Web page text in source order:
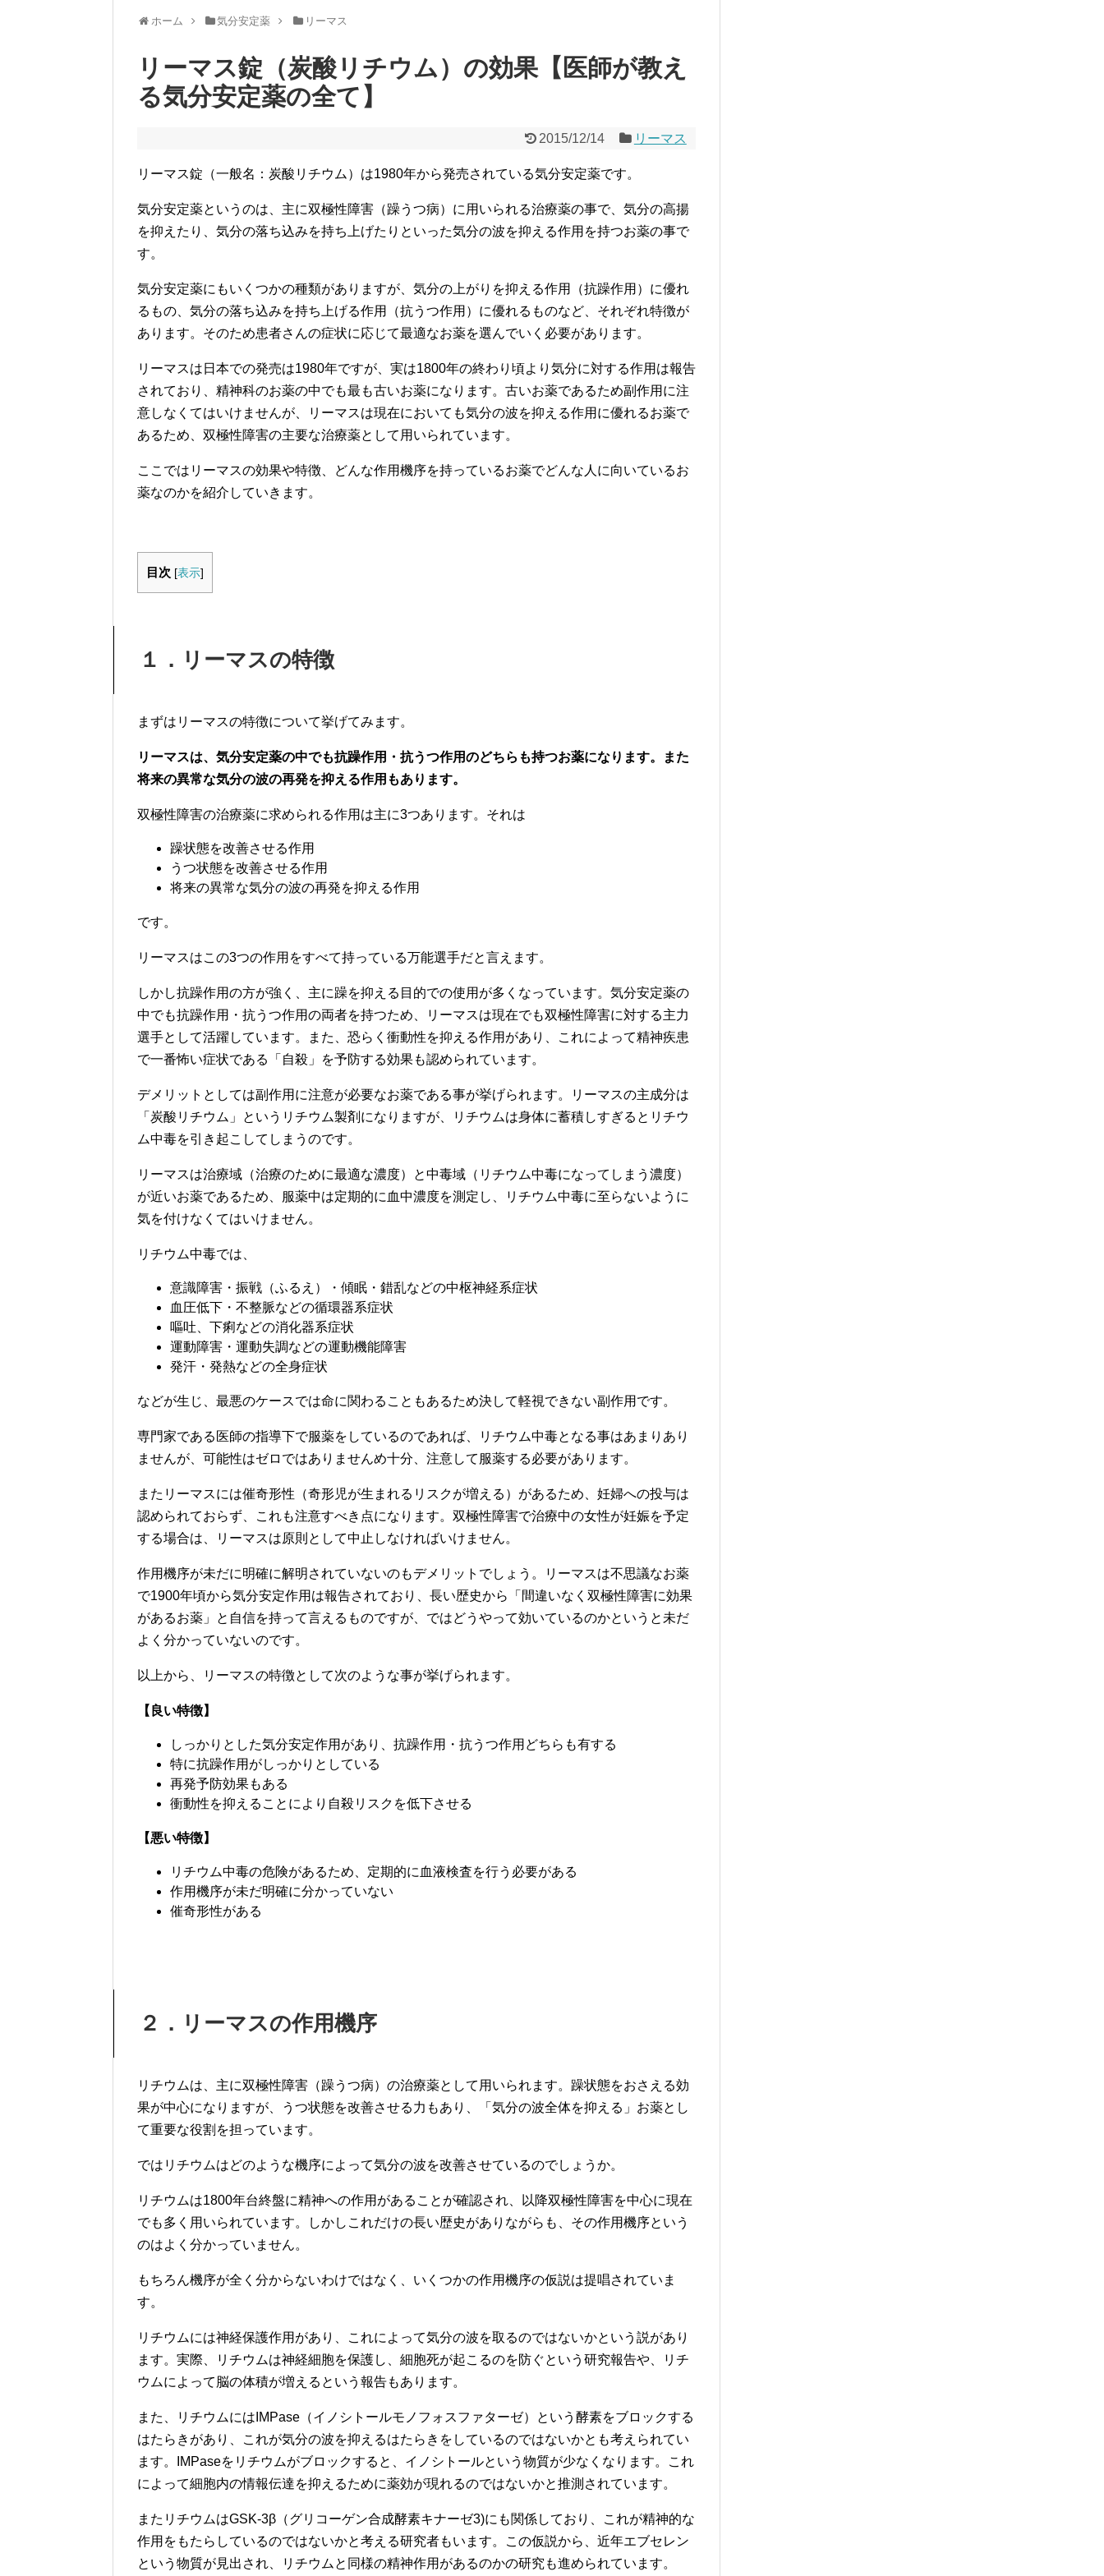
ホーム 気分安定薬 リーマス
リーマス錠（炭酸リチウム）の効果【医師が教え
る気分安定薬の全て】
2015/12/14 リーマス
リーマス錠（一般名：炭酸リチウム）は1980年から発売されている気分安定薬です。
気分安定薬というのは、主に双極性障害（躁うつ病）に用いられる治療薬の事で、気分の高揚
を抑えたり、気分の落ち込みを持ち上げたりといった気分の波を抑える作用を持つお薬の事で
す。
気分安定薬にもいくつかの種類がありますが、気分の上がりを抑える作用（抗躁作用）に優れ
るもの、気分の落ち込みを持ち上げる作用（抗うつ作用）に優れるものなど、それぞれ特徴が
あります。そのため患者さんの症状に応じて最適なお薬を選んでいく必要があります。
リーマスは日本での発売は1980年ですが、実は1800年の終わり頃より気分に対する作用は報告
されており、精神科のお薬の中でも最も古いお薬になります。古いお薬であるため副作用に注
意しなくてはいけませんが、リーマスは現在においても気分の波を抑える作用に優れるお薬で
あるため、双極性障害の主要な治療薬として用いられています。
ここではリーマスの効果や特徴、どんな作用機序を持っているお薬でどんな人に向いているお
薬なのかを紹介していきます。
目次 [表示]
１．リーマスの特徴
まずはリーマスの特徴について挙げてみます。
リーマスは、気分安定薬の中でも抗躁作用・抗うつ作用のどちらも持つお薬になります。また
将来の異常な気分の波の再発を抑える作用もあります。
双極性障害の治療薬に求められる作用は主に3つあります。それは
躁状態を改善させる作用
うつ状態を改善させる作用
将来の異常な気分の波の再発を抑える作用
です。
リーマスはこの3つの作用をすべて持っている万能選手だと言えます。
しかし抗躁作用の方が強く、主に躁を抑える目的での使用が多くなっています。気分安定薬の
中でも抗躁作用・抗うつ作用の両者を持つため、リーマスは現在でも双極性障害に対する主力
選手として活躍しています。また、恐らく衝動性を抑える作用があり、これによって精神疾患
で一番怖い症状である「自殺」を予防する効果も認められています。
デメリットとしては副作用に注意が必要なお薬である事が挙げられます。リーマスの主成分は
「炭酸リチウム」というリチウム製剤になりますが、リチウムは身体に蓄積しすぎるとリチウ
ム中毒を引き起こしてしまうのです。
リーマスは治療域（治療のために最適な濃度）と中毒域（リチウム中毒になってしまう濃度）
が近いお薬であるため、服薬中は定期的に血中濃度を測定し、リチウム中毒に至らないように
気を付けなくてはいけません。
リチウム中毒では、
意識障害・振戦（ふるえ）・傾眠・錯乱などの中枢神経系症状
血圧低下・不整脈などの循環器系症状
嘔吐、下痢などの消化器系症状
運動障害・運動失調などの運動機能障害
発汗・発熱などの全身症状
などが生じ、最悪のケースでは命に関わることもあるため決して軽視できない副作用です。
専門家である医師の指導下で服薬をしているのであれば、リチウム中毒となる事はあまりあり
ませんが、可能性はゼロではありませんめ十分、注意して服薬する必要があります。
またリーマスには催奇形性（奇形児が生まれるリスクが増える）があるため、妊婦への投与は
認められておらず、これも注意すべき点になります。双極性障害で治療中の女性が妊娠を予定
する場合は、リーマスは原則として中止しなければいけません。
作用機序が未だに明確に解明されていないのもデメリットでしょう。リーマスは不思議なお薬
で1900年頃から気分安定作用は報告されており、長い歴史から「間違いなく双極性障害に効果
があるお薬」と自信を持って言えるものですが、ではどうやって効いているのかというと未だ
よく分かっていないのです。
以上から、リーマスの特徴として次のような事が挙げられます。
【良い特徴】
しっかりとした気分安定作用があり、抗躁作用・抗うつ作用どちらも有する
特に抗躁作用がしっかりとしている
再発予防効果もある
衝動性を抑えることにより自殺リスクを低下させる
【悪い特徴】
リチウム中毒の危険があるため、定期的に血液検査を行う必要がある
作用機序が未だ明確に分かっていない
催奇形性がある
２．リーマスの作用機序
リチウムは、主に双極性障害（躁うつ病）の治療薬として用いられます。躁状態をおさえる効
果が中心になりますが、うつ状態を改善させる力もあり、「気分の波全体を抑える」お薬とし
て重要な役割を担っています。
ではリチウムはどのような機序によって気分の波を改善させているのでしょうか。
リチウムは1800年台終盤に精神への作用があることが確認され、以降双極性障害を中心に現在
でも多く用いられています。しかしこれだけの長い歴史がありながらも、その作用機序という
のはよく分かっていません。
もちろん機序が全く分からないわけではなく、いくつかの作用機序の仮説は提唱されていま
す。
リチウムには神経保護作用があり、これによって気分の波を取るのではないかという説があり
ます。実際、リチウムは神経細胞を保護し、細胞死が起こるのを防ぐという研究報告や、リチ
ウムによって脳の体積が増えるという報告もあります。
また、リチウムにはIMPase（イノシトールモノフォスファターゼ）という酵素をブロックする
はたらきがあり、これが気分の波を抑えるはたらきをしているのではないかとも考えられてい
ます。IMPaseをリチウムがブロックすると、イノシトールという物質が少なくなります。これ
によって細胞内の情報伝達を抑えるために薬効が現れるのではないかと推測されています。
またリチウムはGSK-3β（グリコーゲン合成酵素キナーゼ3)にも関係しており、これが精神的な
作用をもたらしているのではないかと考える研究者もいます。この仮説から、近年エブセレン
という物質が見出され、リチウムと同様の精神作用があるのかの研究も進められています。